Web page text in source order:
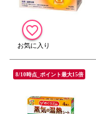
8/10時点_ポイント最大15倍